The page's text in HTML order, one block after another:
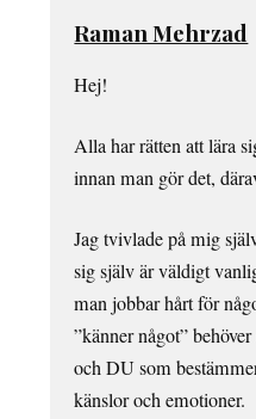
Raman Mehrzad
Hej!
Alla har rätten att lära
innan man gör det,
Jag tvivlade på mig
sig själv är väldigt
man jobbar hårt för
”känner något”
och DU som
känslor och emotioner.